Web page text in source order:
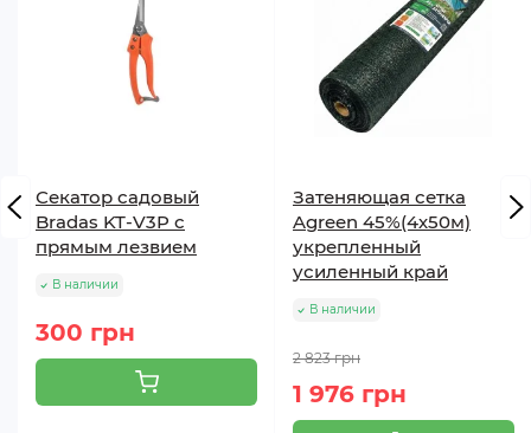
Подходит для резки картона, кабелей, обоев,
скотча, ковров.
Секатор садовый
Bradas KT-V3P с
прямым лезвием
В наличии
300 грн
Затеняющая сетка
Agreen 45%(4х50м)
укрепленный
усиленный край
В наличии
2 823 грн
1 976 грн